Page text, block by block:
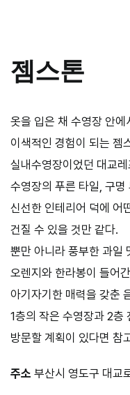
젬스톤
옷을 입은 채 수영장 안
이색적인 경험이 되는 젬
실내수영장이었던 대교
수영장의 푸른 타일, 구
신선한 인테리어 덕에 어
건질 수 있을 것만 같다.
뿐만 아니라 풍부한 과일
오렌지와 한라봉이 들어
아기자기한 매력을 갖춘
1층의 작은 수영장과 2층
방문할 계획이 있다면 참
주소 부산시 영도구 대교